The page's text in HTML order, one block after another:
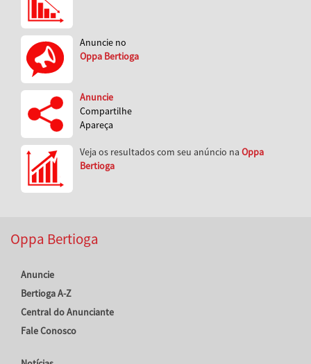
Anuncie no
Oppa Bertioga
Anuncie
Compartilhe
Apareça
Veja os resultados com seu anúncio na Oppa
Bertioga
Oppa Bertioga
Anuncie
Bertioga A-Z
Central do Anunciante
Fale Conosco